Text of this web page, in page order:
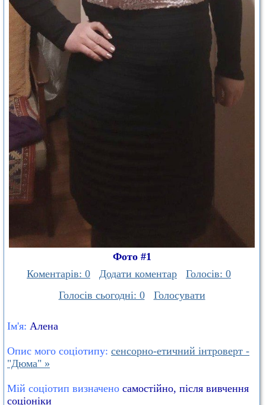
Фото #1
Коментарів: 0
Додати коментар
Голосів: 0
Голосів сьогодні: 0
Голосувати
Ім'я: Алена
Опис мого соціотипу: сенсорно-етичний інтроверт -
"Дюма" »
Мій соціотип визначено самостійно, після вивчення
соціоніки